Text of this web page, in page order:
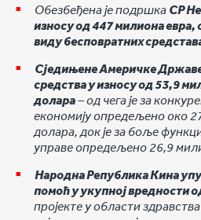
Обезбеђена је подршка СР
износу од 447 милиона евра,
виду бесповратних
Сједињене Америчке
средства у износу од 53,9
долара– од чега је за
економију опредељено око
долара, док је за боље
управе опредељено 26,9
Народна Република Кина
помоћ у укупној вредности
пројекте у области